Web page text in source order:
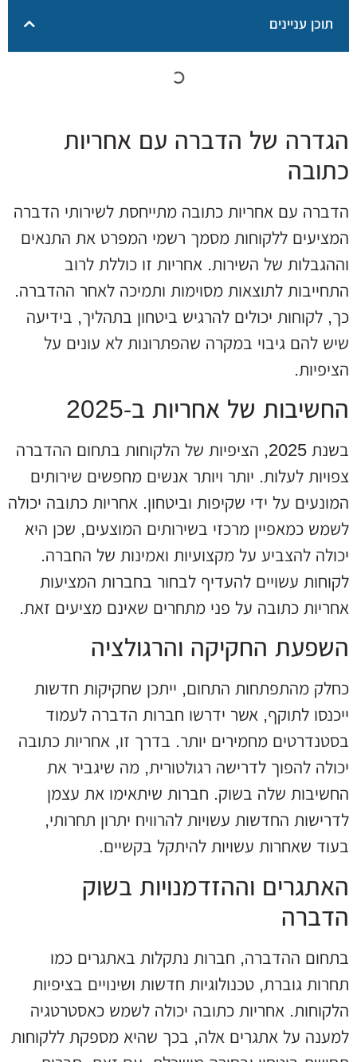
תוכן עניינים
הגדרה של הדברה עם אחריות
כתובה
הדברה עם אחריות כתובה מתייחסת לשירותי הדברה
המציעים ללקוחות מסמך רשמי המפרט את התנאים
וההגבלות של השירות. אחריות זו כוללת לרוב
התחייבות לתוצאות מסוימות ותמיכה לאחר ההדברה.
כך, לקוחות יכולים להרגיש ביטחון בתהליך, בידיעה
שיש להם גיבוי במקרה שהפתרונות לא עונים על
הציפיות.
החשיבות של אחריות ב‑2025
בשנת 2025, הציפיות של הלקוחות בתחום ההדברה
צפויות לעלות. יותר ויותר אנשים מחפשים שירותים
המונעים על ידי שקיפות וביטחון. אחריות כתובה יכולה
לשמש כמאפיין מרכזי בשירותים המוצעים, שכן היא
יכולה להצביע על מקצועיות ואמינות של החברה.
לקוחות עשויים להעדיף לבחור בחברות המציעות
אחריות כתובה על פני מתחרים שאינם מציעים זאת.
השפעת החקיקה והרגולציה
כחלק מהתפתחות התחום, ייתכן שחקיקות חדשות
ייכנסו לתוקף, אשר ידרשו חברות הדברה לעמוד
בסטנדרטים מחמירים יותר. בדרך זו, אחריות כתובה
יכולה להפוך לדרישה רגולטורית, מה שיגביר את
החשיבות שלה בשוק. חברות שיתאימו את עצמן
לדרישות החדשות עשויות להרוויח יתרון תחרותי,
בעוד שאחרות עשויות להיתקל בקשיים.
האתגרים וההזדמנויות בשוק
הדברה
בתחום ההדברה, חברות נתקלות באתגרים כמו
תחרות גוברת, טכנולוגיות חדשות ושינויים בציפיות
הלקוחות. אחריות כתובה יכולה לשמש כאסטרטגיה
למענה על אתגרים אלה, בכך שהיא מספקת ללקוחות